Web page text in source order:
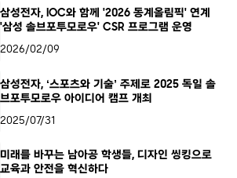
삼성전자, IOC와 함께 '2026 동계올림픽' 연계
'삼성 솔브포투모로우' CSR 프로그램 운영
2026/02/09
삼성전자, ‘스포츠와 기술’ 주제로 2025 독일 솔
브포투모로우 아이디어 캠프 개최
2025/07/31
미래를 바꾸는 남아공 학생들, 디자인 씽킹으로
교육과 안전을 혁신하다